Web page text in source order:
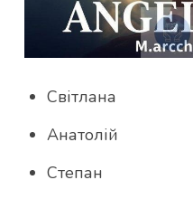
Світлана
Анатолій
Степан